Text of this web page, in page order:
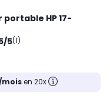
HP 17-
5(1)
moisen 20x